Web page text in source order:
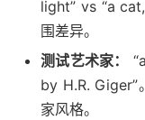
light” vs “a
围差异。
测试艺术家：
by H.R. Giger”
家风格。